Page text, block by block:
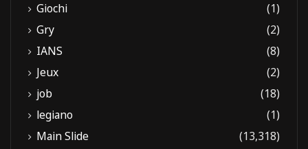
Giochi
(1)
Gry
(2)
IANS
(8)
Jeux
(2)
job
(18)
legiano
(1)
Main Slide
(13,318)